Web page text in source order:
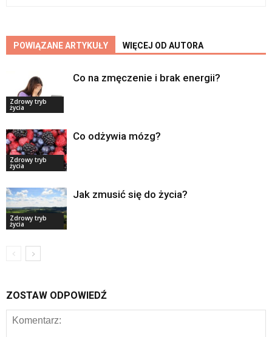
POWIĄZANE ARTYKUŁY WIĘCEJ OD AUTORA
Zdrowy tryb
życia
Co na zmęczenie i brak energii?
Zdrowy tryb
życia
Co odżywia mózg?
Zdrowy tryb
życia
Jak zmusić się do życia?
ZOSTAW ODPOWIEDŹ